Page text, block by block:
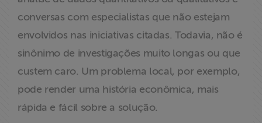
conversas com especialistas que não estejam
envolvidos nas iniciativas citadas. Todavia, não é
sinônimo de investigações muito longas ou que
custem caro. Um problema local, por exemplo,
pode render uma história econômica, mais
rápida e fácil sobre a solução.